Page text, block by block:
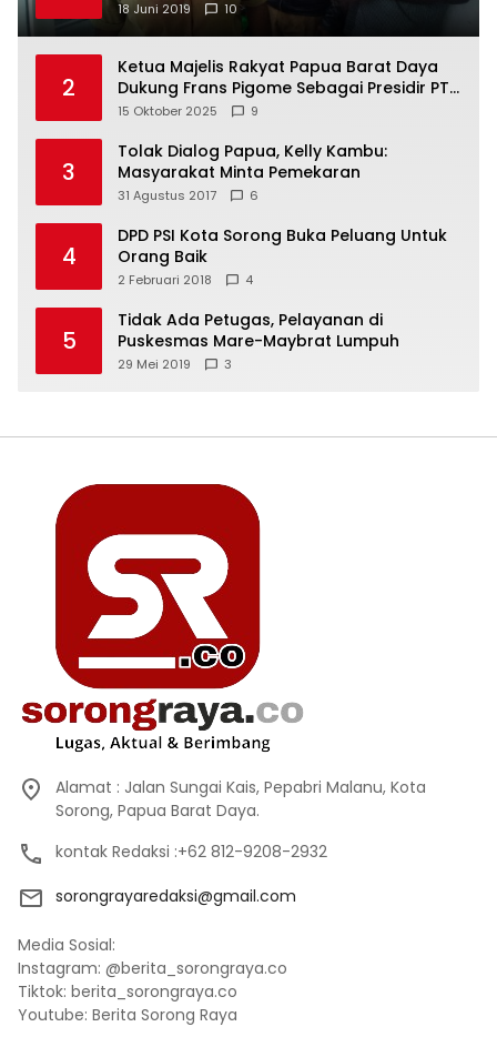
18 Juni 2019 10
2
Ketua Majelis Rakyat Papua Barat Daya
Dukung Frans Pigome Sebagai Presidir PT
Freeport Indonesia
15 Oktober 2025 9
3
Tolak Dialog Papua, Kelly Kambu:
Masyarakat Minta Pemekaran
31 Agustus 2017 6
4
DPD PSI Kota Sorong Buka Peluang Untuk
Orang Baik
2 Februari 2018 4
5
Tidak Ada Petugas, Pelayanan di
Puskesmas Mare-Maybrat Lumpuh
29 Mei 2019 3
Alamat : Jalan Sungai Kais, Pepabri Malanu, Kota
Sorong, Papua Barat Daya.
kontak Redaksi :+62 812-9208-2932
sorongrayaredaksi@gmail.com
Media Sosial:
Instagram: @berita_sorongraya.co
Tiktok: berita_sorongraya.co
Youtube: Berita Sorong Raya